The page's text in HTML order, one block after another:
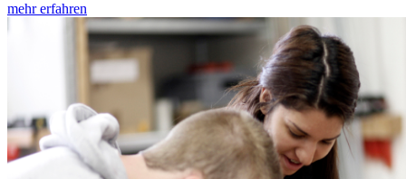
mehr erfahren